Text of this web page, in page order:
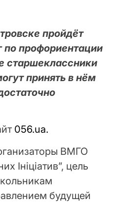
пройдёт
по профориентации
старшеклассники
принять в нём
056.ua.
ВМГО
Ініціатив”, цель
будущей